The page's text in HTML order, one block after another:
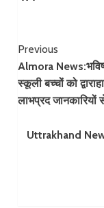
Continue
Reading
Previous
Almora
स्कूली बच्चों को
लाभप्रद जानकारियों
Uttrakhand